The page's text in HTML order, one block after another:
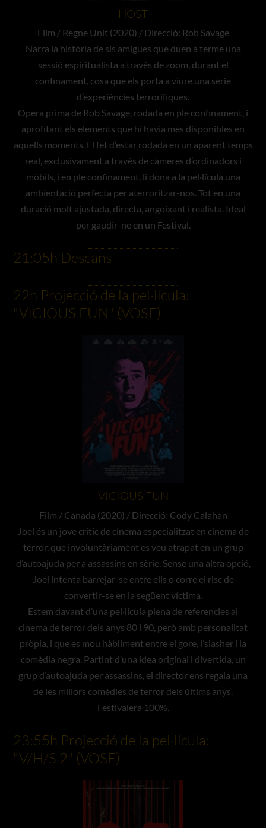
HOST
Film / Regne Unit (2020) / Direcció: Rob Savage
Narra la història de sis amigues que duen a terme una
sessió espiritualista a través de zoom, durant el
confinament, cosa que els porta a viure una sèrie
d’experiències terrorífiques.
Opera prima de Rob Savage, rodada en ple confinament, i
aprofitant els elements que hi havia més disponibles en
aquells moments. El fet d’estar rodada en un aparent temps
real, exclusivament a través de càmeres d’ordinadors i
mòbils, i en ple confinament, li dona a la pel·lícula una
ambientació perfecta per aterroritzar-nos. Tot en una
duració molt ajustada, directa, angoixant i realista. Ideal
per gaudir-ne en un Festival.
21:05h Descans
22h Projecció de la pel·lícula:
"VICIOUS FUN" (VOSE)
VICIOUS FUN
Film / Canada (2020) / Direcció: Cody Calahan
Joel és un jove crític de cinema especialitzat en cinema de
terror, que involuntàriament es veu atrapat en un grup
d’autoajuda per a assassins en sèrie. Sense una altra opció,
Joel intenta barrejar-se entre ells o corre el risc de
convertir-se en la següent víctima.
Estem davant d’una pel·lícula plena de referencies al
cinema de terror dels anys 80 i 90, però amb personalitat
pròpia, i que es mou hàbilment entre el gore, l’slasher i la
comèdia negra. Partint d’una idea original i divertida, un
grup d’autoajuda per assassins, el director ens regala una
de les millors comèdies de terror dels últims anys.
Festivalera 100%.
23:55h Projecció de la pel·lícula:
"V/H/S 2" (VOSE)